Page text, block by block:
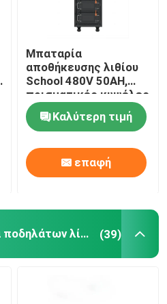
Μπαταρία
αποθήκευσης λιθίου
School 480V 50AH,
πρισματικές κυψέλες
ιόντων λιθίου
BluetoothΚαλύτερη τιμή
επαφή
Ηλεκτρική μπαταρία ποδηλάτων λίθιου (39)